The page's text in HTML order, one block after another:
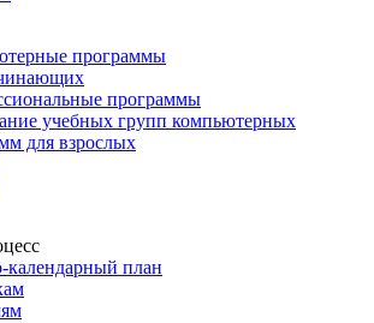
программы
программы
учебных групп компьютерных
для взрослых
календарный план